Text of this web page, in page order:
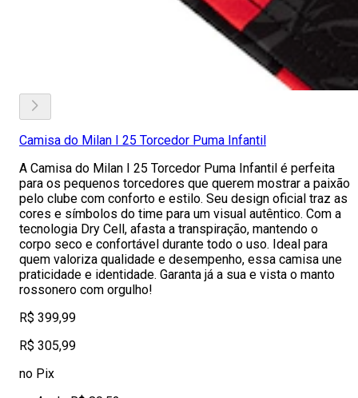
Camisa do Milan I 25 Torcedor Puma Infantil
A Camisa do Milan I 25 Torcedor Puma Infantil é perfeita
para os pequenos torcedores que querem mostrar a paixão
pelo clube com conforto e estilo. Seu design oficial traz as
cores e símbolos do time para um visual autêntico. Com a
tecnologia Dry Cell, afasta a transpiração, mantendo o
corpo seco e confortável durante todo o uso. Ideal para
quem valoriza qualidade e desempenho, essa camisa une
praticidade e identidade. Garanta já a sua e vista o manto
rossonero com orgulho!
R$ 399,99
R$ 305,99
no Pix